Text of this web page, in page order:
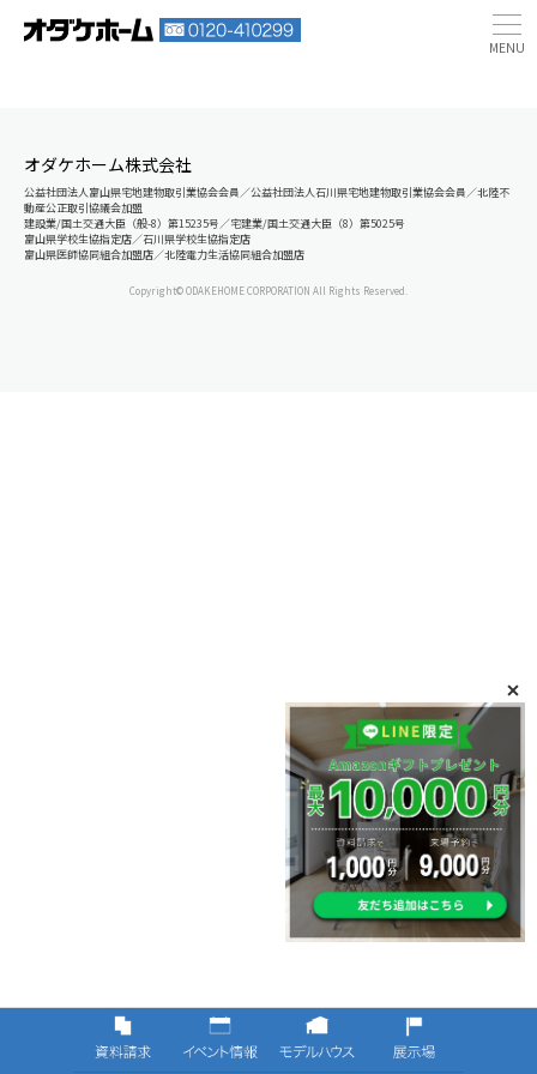
オダケホーム株式会社
公益社団法人富山県宅地建物取引業協会会員／公益社団法人石川県宅地建物取引業協会会員／北陸不
動産公正取引協議会加盟
建設業/国土交通大臣（般-8）第15235号／宅建業/国土交通大臣（8）第5025号
富山県学校生協指定店／石川県学校生協指定店
富山県医師協同組合加盟店／北陸電力生活協同組合加盟店
Copyright© ODAKEHOME CORPORATION All Rights Reserved.